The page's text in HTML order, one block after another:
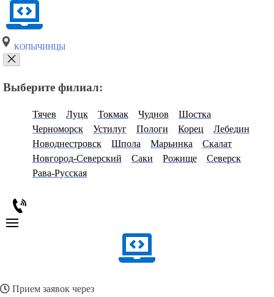
КОПЫЧИНЦЫ
Выберите филиал:
Тячев Луцк Токмак Чуднов
Шостка
Черноморск
Устилуг Пологи Корец
Лебедин
Новоднестровск
Шпола Марьинка
Скалат
Новгород-Северский
Саки Рожище
Северск
Рава-Русская
Прием заявок через